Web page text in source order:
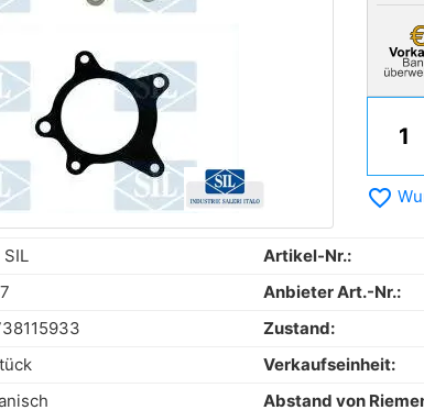
favorite_border
Artikel-Nr.:
Anbieter Art.-Nr.:
Zustand:
Verkaufseinheit:
Abstand von